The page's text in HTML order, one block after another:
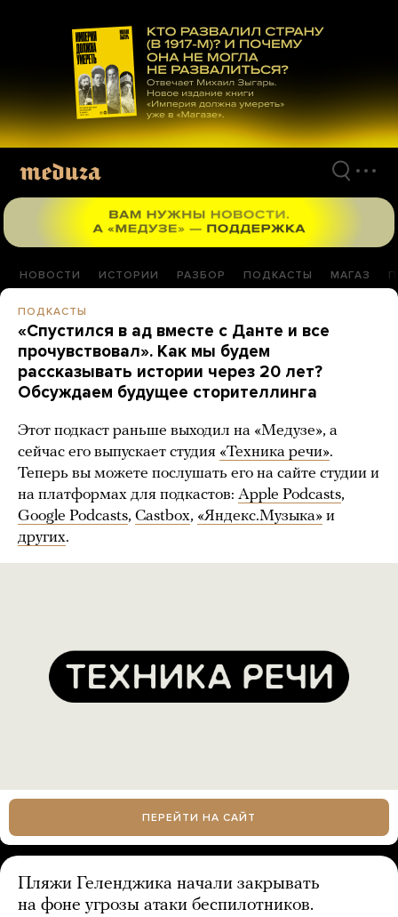
материалам
НОВОСТИ ИСТОРИИ РАЗБОР ПОДКАСТЫ МАГАЗ
ПОДКАСТЫ
«Спустился в ад вместе с Данте и все
прочувствовал». Как мы будем
рассказывать истории через 20 лет?
Обсуждаем будущее сторителлинга
Этот подкаст раньше выходил на «Медузе», а
сейчас его выпускает студия «Техника речи».
Теперь вы можете послушать его на сайте студии и
на платформах для подкастов: Apple Podcasts,
Google Podcasts, Castbox, «Яндекс.Музыка» и
других.
ПЕРЕЙТИ НА САЙТ
Пляжи Геленджика начали закрывать
на фоне угрозы атаки беспилотников.